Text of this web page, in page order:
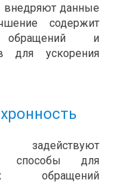
внедряют данные
содержит
обращений и
для ускорения
задействуют
способы для
обращений